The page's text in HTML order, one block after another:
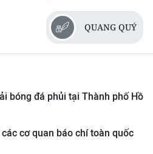
QUANG QUÝ
bóng đá phủi tại Thành phố Hồ
cơ quan báo chí toàn quốc